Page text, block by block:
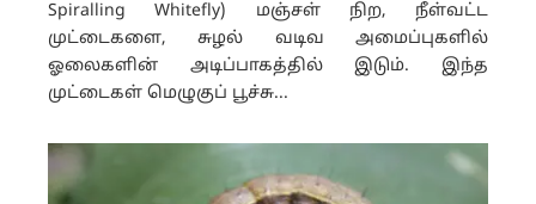
Spiralling Whitefly) மஞ்சள் நிற, நீள்வட்ட
முட்டைகளை, சுழல் வடிவ அமைப்புகளில்
ஓலைகளின் அடிப்பாகத்தில் இடும். இந்த
முட்டைகள் மெழுகுப் பூச்சு...